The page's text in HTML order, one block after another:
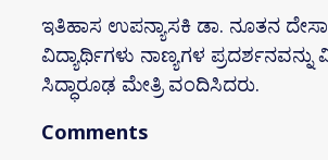
ಇತಿಹಾಸ ಉಪನ್ಯಾಸಕಿ ಡಾ. ನೂತನ
ವಿದ್ಯಾರ್ಥಿಗಳು ನಾಣ್ಯಗಳ ಪ್ರದರ್ಶನವನ್ನು
ಸಿದ್ಧಾರೂಢ ಮೇತ್ರಿ ವಂದಿಸಿದರು.
Comments